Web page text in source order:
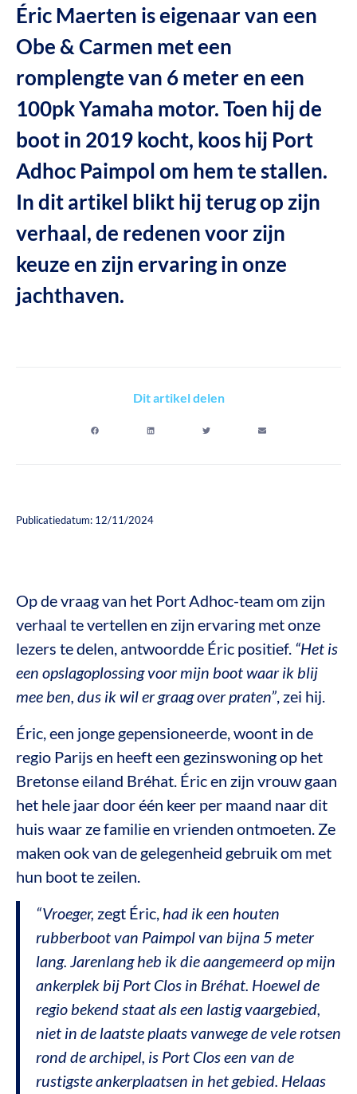
Éric Maerten is eigenaar van een
Obe & Carmen met een
romplengte van 6 meter en een
100pk Yamaha motor. Toen hij de
boot in 2019 kocht, koos hij Port
Adhoc Paimpol om hem te stallen.
In dit artikel blikt hij terug op zijn
verhaal, de redenen voor zijn
keuze en zijn ervaring in onze
jachthaven.
Dit artikel delen
Publicatiedatum: 12/11/2024
Op de vraag van het Port Adhoc-team om zijn
verhaal te vertellen en zijn ervaring met onze
lezers te delen, antwoordde Éric positief. “Het is
een opslagoplossing voor mijn boot waar ik blij
mee ben, dus ik wil er graag over praten”, zei hij.
Éric, een jonge gepensioneerde, woont in de
regio Parijs en heeft een gezinswoning op het
Bretonse eiland Bréhat. Éric en zijn vrouw gaan
het hele jaar door één keer per maand naar dit
huis waar ze familie en vrienden ontmoeten. Ze
maken ook van de gelegenheid gebruik om met
hun boot te zeilen.
“Vroeger, zegt Éric, had ik een houten
rubberboot van Paimpol van bijna 5 meter
lang. Jarenlang heb ik die aangemeerd op mijn
ankerplek bij Port Clos in Bréhat. Hoewel de
regio bekend staat als een lastig vaargebied,
niet in de laatste plaats vanwege de vele rotsen
rond de archipel, is Port Clos een van de
rustigste ankerplaatsen in het gebied. Helaas